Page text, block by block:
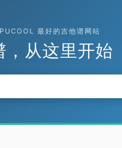
最好的吉他谱网站
，从这里开始